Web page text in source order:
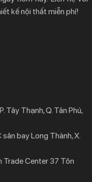
kế nội thất miễn phí!
Tây Thạnh, Q. Tân Phú,
bay Long Thành, X.
Trade Center 37 Tôn